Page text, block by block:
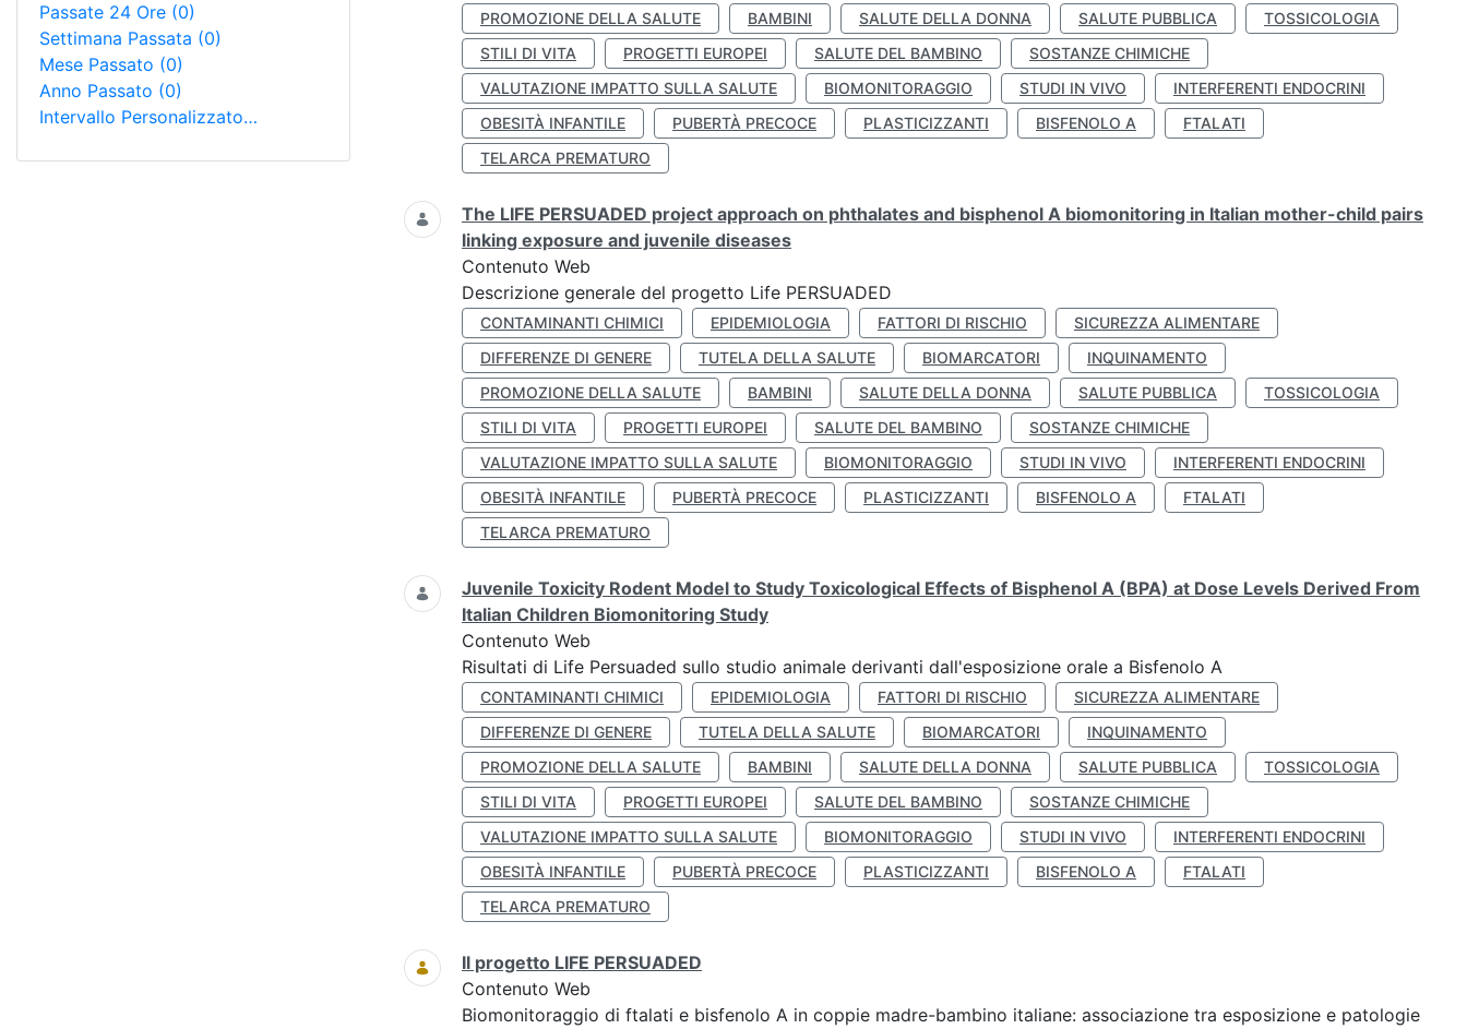
Passate 24 Ore (0)
Settimana Passata (0)
Mese Passato (0)
Anno Passato (0)
Intervallo Personalizzato…
PROMOZIONE DELLA SALUTE
BAMBINI SALUTE DELLA DONNA SALUTE PUBBLICA
TOSSICOLOGIA
STILI DI VITA
PROGETTI EUROPEI SALUTE DEL BAMBINO
SOSTANZE CHIMICHE
VALUTAZIONE IMPATTO SULLA SALUTE
BIOMONITORAGGIO STUDI IN VIVO
INTERFERENTI ENDOCRINI
OBESITÀ INFANTILE
PUBERTÀ PRECOCE PLASTICIZZANTI BISFENOLO A
FTALATI
TELARCA PREMATURO
The LIFE PERSUADED project approach on phthalates and bisphenol A biomonitoring in Italian mother-child pairs
linking exposure and juvenile diseases
Contenuto Web
Descrizione generale del progetto Life PERSUADED
CONTAMINANTI CHIMICI EPIDEMIOLOGIA FATTORI DI RISCHIO
SICUREZZA ALIMENTARE
DIFFERENZE DI GENERE
TUTELA DELLA SALUTE BIOMARCATORI
INQUINAMENTO
PROMOZIONE DELLA SALUTE
BAMBINI SALUTE DELLA DONNA SALUTE PUBBLICA
TOSSICOLOGIA
STILI DI VITA
PROGETTI EUROPEI SALUTE DEL BAMBINO
SOSTANZE CHIMICHE
VALUTAZIONE IMPATTO SULLA SALUTE
BIOMONITORAGGIO STUDI IN VIVO
INTERFERENTI ENDOCRINI
OBESITÀ INFANTILE
PUBERTÀ PRECOCE PLASTICIZZANTI BISFENOLO A
FTALATI
TELARCA PREMATURO
Juvenile Toxicity Rodent Model to Study Toxicological Effects of Bisphenol A (BPA) at Dose Levels Derived From
Italian Children Biomonitoring Study
Contenuto Web
Risultati di Life Persuaded sullo studio animale derivanti dall'esposizione orale a Bisfenolo A
CONTAMINANTI CHIMICI EPIDEMIOLOGIA FATTORI DI RISCHIO
SICUREZZA ALIMENTARE
DIFFERENZE DI GENERE
TUTELA DELLA SALUTE BIOMARCATORI
INQUINAMENTO
PROMOZIONE DELLA SALUTE
BAMBINI SALUTE DELLA DONNA SALUTE PUBBLICA
TOSSICOLOGIA
STILI DI VITA
PROGETTI EUROPEI SALUTE DEL BAMBINO
SOSTANZE CHIMICHE
VALUTAZIONE IMPATTO SULLA SALUTE
BIOMONITORAGGIO STUDI IN VIVO
INTERFERENTI ENDOCRINI
OBESITÀ INFANTILE
PUBERTÀ PRECOCE PLASTICIZZANTI BISFENOLO A
FTALATI
TELARCA PREMATURO
Il progetto LIFE PERSUADED
Contenuto Web
Biomonitoraggio di ftalati e bisfenolo A in coppie madre-bambino italiane: associazione tra esposizione e patologie